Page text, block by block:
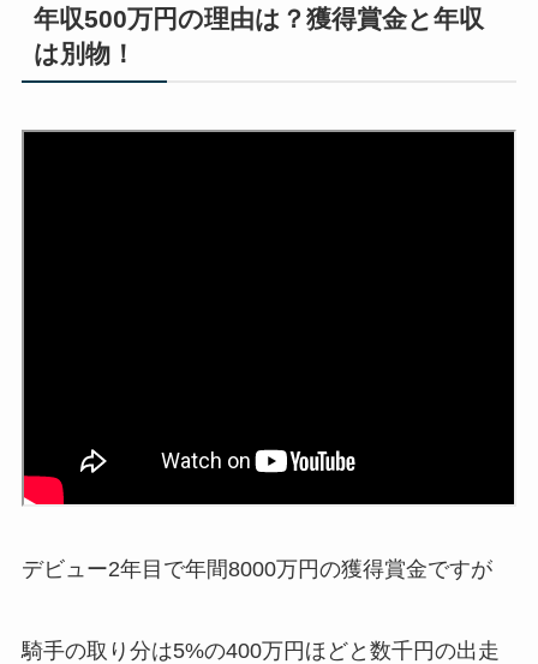
年収500万円の理由は？獲得賞金と年収
は別物！
デビュー2年目で年間8000万円の獲得賞金ですが
騎手の取り分は5%の400万円ほどと数千円の出走